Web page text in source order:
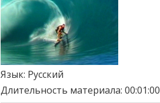
Язык: Русский
Длительность материала: 00:01:00